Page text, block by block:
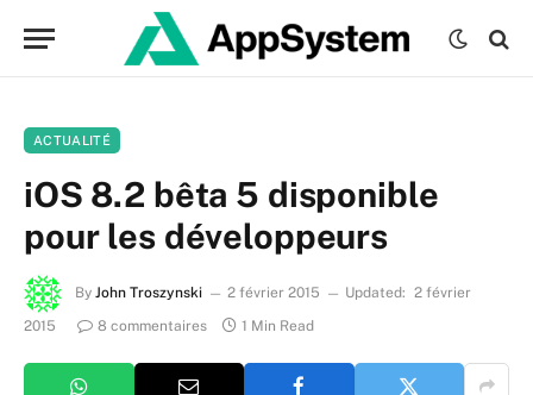
ACTUALITÉ
iOS 8.2 bêta 5 disponible
pour les développeurs
By John Troszynski 2 février 2015 Updated: 2 février
2015
8 commentaires 1 Min Read